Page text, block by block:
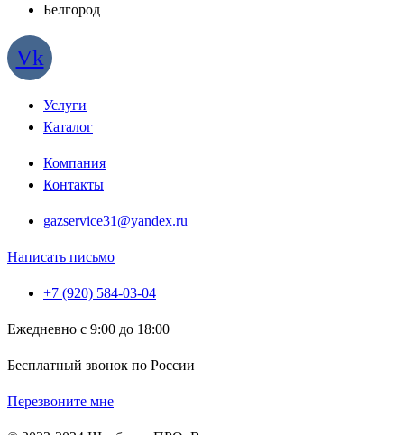
Белгород
Vk
Услуги
Каталог
Компания
Контакты
gazservice31@yandex.ru
Написать письмо
+7 (920) 584-03-04
Ежедневно с 9:00 до 18:00
Бесплатный звонок по России
Перезвоните мне